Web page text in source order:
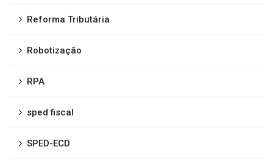
Reforma Tributária
Robotização
RPA
sped fiscal
SPED-ECD